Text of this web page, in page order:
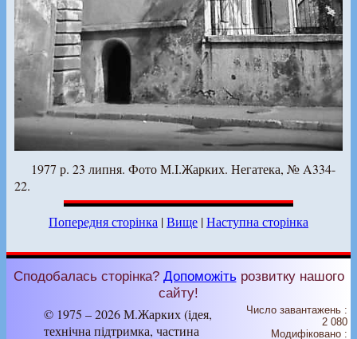
1977 р. 23 липня. Фото М.І.Жарких. Негатека, № A334-
22.
Попередня сторінка |Вище |Наступна сторінка
Сподобалась сторінка? Допоможітьрозвитку нашого
сайту!
© 1975 – 2026 М.Жарких (ідея,
технічна підтримка, частина
Число завантажень :
2 080
Модифіковано :